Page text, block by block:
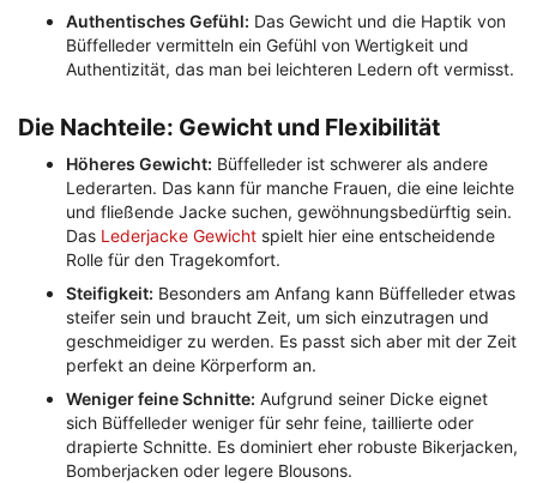
Authentisches Gefühl: Das Gewicht und die Haptik von
Büffelleder vermitteln ein Gefühl von Wertigkeit und
Authentizität, das man bei leichteren Ledern oft vermisst.
Die Nachteile: Gewicht und Flexibilität
Höheres Gewicht: Büffelleder ist schwerer als andere
Lederarten. Das kann für manche Frauen, die eine leichte
und fließende Jacke suchen, gewöhnungsbedürftig sein.
Das Lederjacke Gewicht spielt hier eine entscheidende
Rolle für den Tragekomfort.
Steifigkeit: Besonders am Anfang kann Büffelleder etwas
steifer sein und braucht Zeit, um sich einzutragen und
geschmeidiger zu werden. Es passt sich aber mit der Zeit
perfekt an deine Körperform an.
Weniger feine Schnitte: Aufgrund seiner Dicke eignet
sich Büffelleder weniger für sehr feine, taillierte oder
drapierte Schnitte. Es dominiert eher robuste Bikerjacken,
Bomberjacken oder legere Blousons.